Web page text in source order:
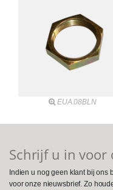
EUA.08BLN
Schrijf u in voor
Indien u nog geen klant bij ons
voor onze nieuwsbrief. Zo